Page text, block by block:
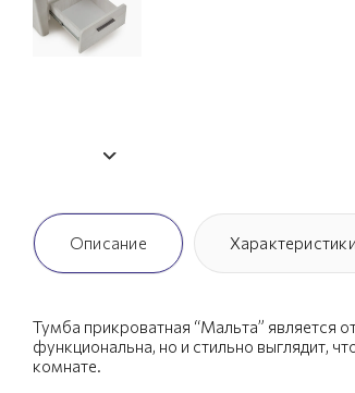
Описание Характеристики
Тумба прикроватная “Мальта” является
функциональна, но и стильно выглядит,
комнате.